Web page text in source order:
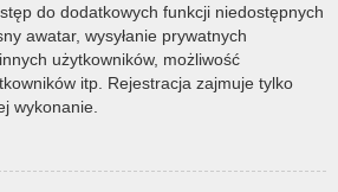
do dodatkowych funkcji niedostępnych
awatar, wysyłanie prywatnych
użytkowników, możliwość
itp. Rejestracja zajmuje tylko
wykonanie.